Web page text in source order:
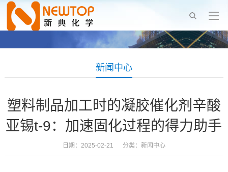
新闻中心
塑料制品加工时的凝胶催化剂辛酸
亚锡t-9：加速固化过程的得力助手
日期：2025-02-21 分类： 新闻中心